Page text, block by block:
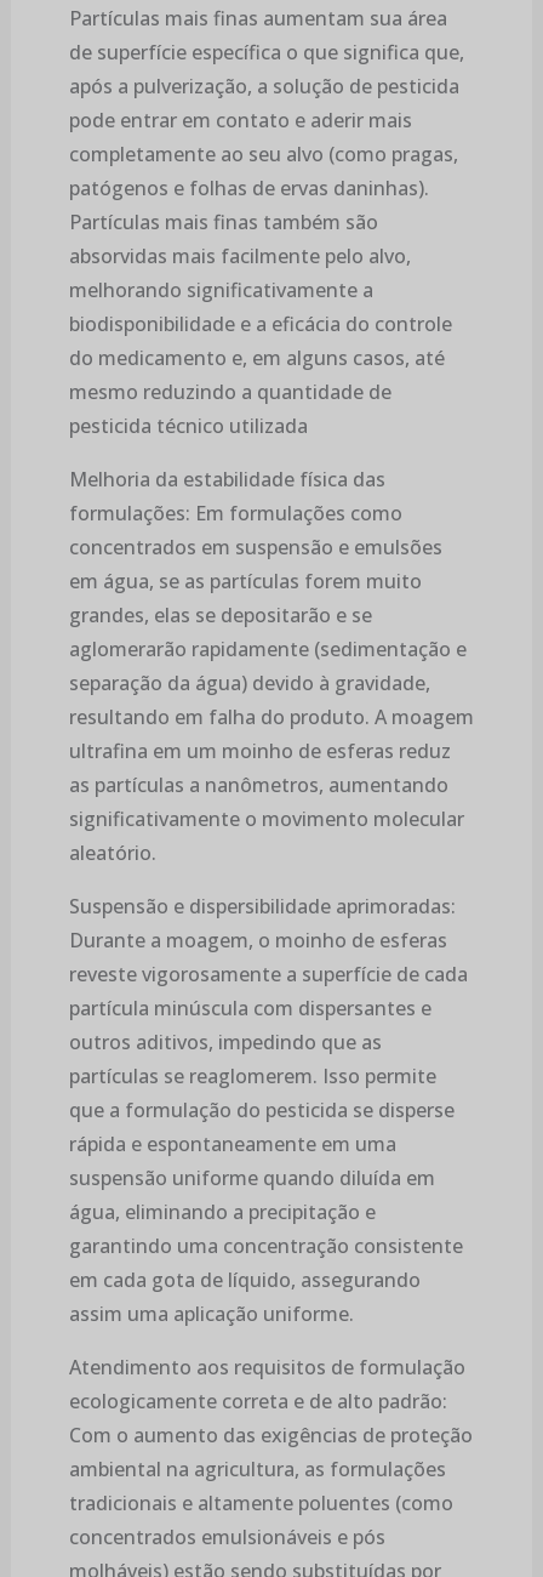
Partículas mais finas aumentam sua área
de superfície específica o que significa que,
após a pulverização, a solução de pesticida
pode entrar em contato e aderir mais
completamente ao seu alvo (como pragas,
patógenos e folhas de ervas daninhas).
Partículas mais finas também são
absorvidas mais facilmente pelo alvo,
melhorando significativamente a
biodisponibilidade e a eficácia do controle
do medicamento e, em alguns casos, até
mesmo reduzindo a quantidade de
pesticida técnico utilizada
Melhoria da estabilidade física das
formulações: Em formulações como
concentrados em suspensão e emulsões
em água, se as partículas forem muito
grandes, elas se depositarão e se
aglomerarão rapidamente (sedimentação e
separação da água) devido à gravidade,
resultando em falha do produto. A moagem
ultrafina em um moinho de esferas reduz
as partículas a nanômetros, aumentando
significativamente o movimento molecular
aleatório.
Suspensão e dispersibilidade aprimoradas:
Durante a moagem, o moinho de esferas
reveste vigorosamente a superfície de cada
partícula minúscula com dispersantes e
outros aditivos, impedindo que as
partículas se reaglomerem. Isso permite
que a formulação do pesticida se disperse
rápida e espontaneamente em uma
suspensão uniforme quando diluída em
água, eliminando a precipitação e
garantindo uma concentração consistente
em cada gota de líquido, assegurando
assim uma aplicação uniforme.
Atendimento aos requisitos de formulação
ecologicamente correta e de alto padrão:
Com o aumento das exigências de proteção
ambiental na agricultura, as formulações
tradicionais e altamente poluentes (como
concentrados emulsionáveis e pós
molháveis) estão sendo substituídas por